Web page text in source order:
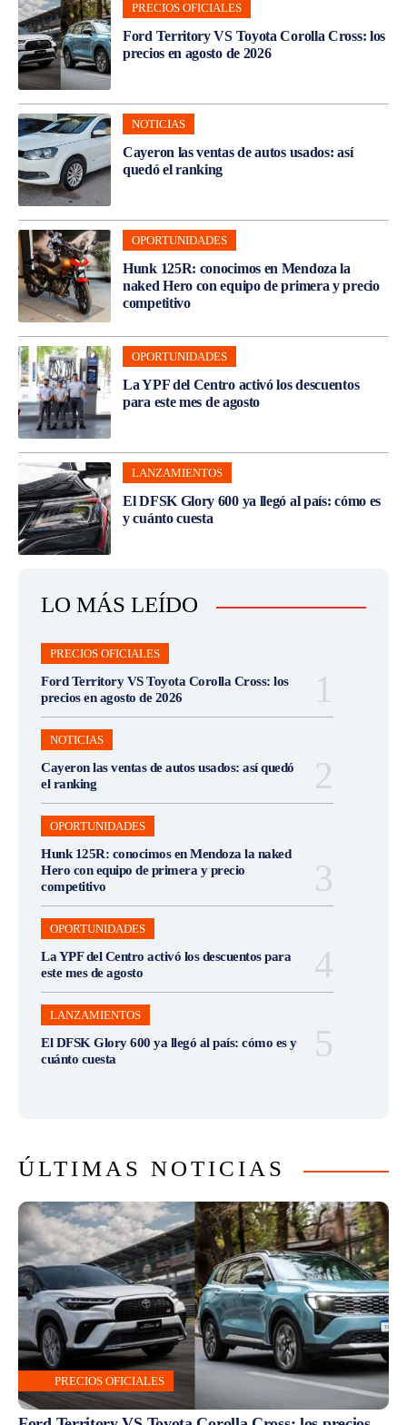
PRECIOS OFICIALES
Ford Territory VS Toyota Corolla Cross: los
precios en agosto de 2026
NOTICIAS
Cayeron las ventas de autos usados: así
quedó el ranking
OPORTUNIDADES
Hunk 125R: conocimos en Mendoza la
naked Hero con equipo de primera y precio
competitivo
OPORTUNIDADES
La YPF del Centro activó los descuentos
para este mes de agosto
LANZAMIENTOS
El DFSK Glory 600 ya llegó al país: cómo es
y cuánto cuesta
LO MÁS LEÍDO
PRECIOS OFICIALES
Ford Territory VS Toyota Corolla Cross: los
precios en agosto de 2026
NOTICIAS
Cayeron las ventas de autos usados: así quedó
el ranking
OPORTUNIDADES
Hunk 125R: conocimos en Mendoza la naked
Hero con equipo de primera y precio
competitivo
OPORTUNIDADES
La YPF del Centro activó los descuentos para
este mes de agosto
LANZAMIENTOS
El DFSK Glory 600 ya llegó al país: cómo es y
cuánto cuesta
ÚLTIMAS NOTICIAS
PRECIOS OFICIALES